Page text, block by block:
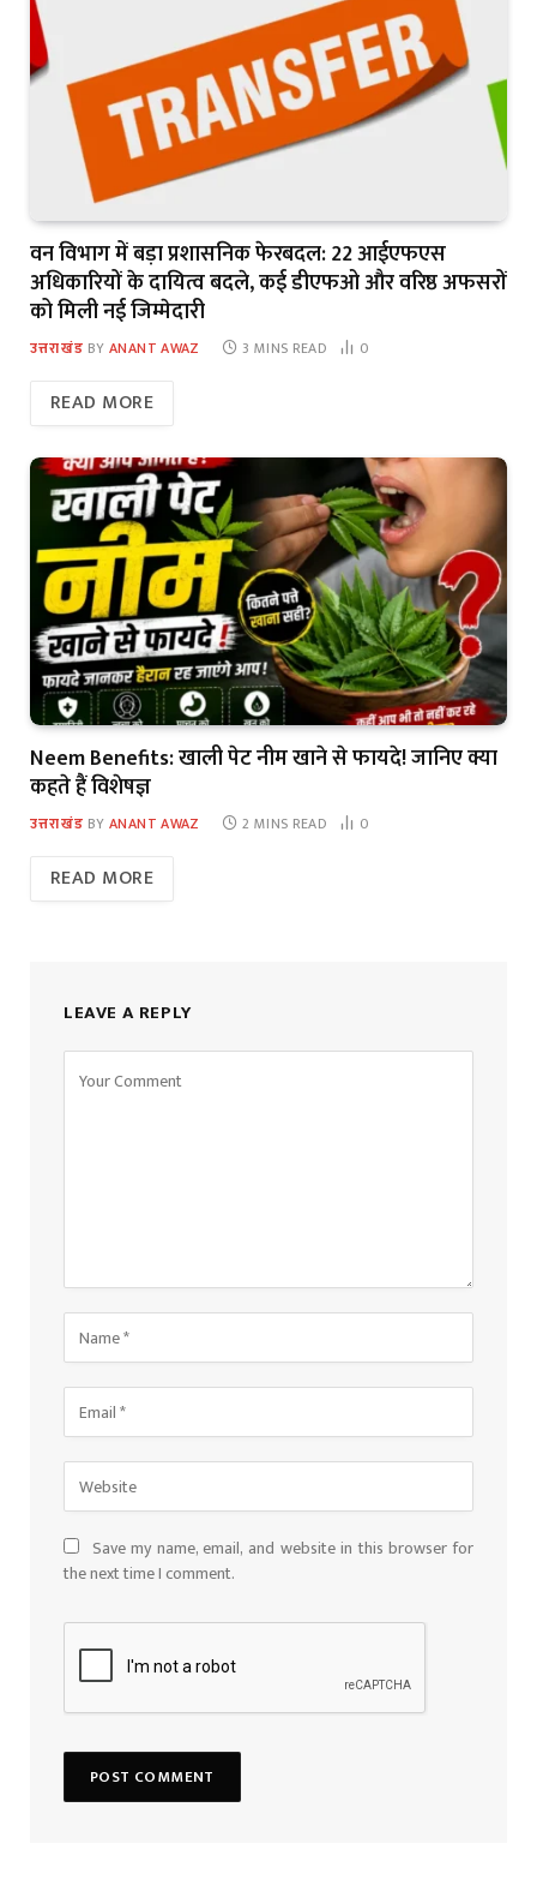
वन विभाग में बड़ा प्रशासनिक फेरबदल: 22 आईएफएस
अधिकारियों के दायित्व बदले, कई डीएफओ और वरिष्ठ अफसरों
को मिली नई जिम्मेदारी
उत्तराखंड BY ANANT AWAZ 3 MINS READ 0
READ MORE
Neem Benefits: खाली पेट नीम खाने से फायदे! जानिए क्या
कहते हैं विशेषज्ञ
उत्तराखंड BY ANANT AWAZ 2 MINS READ 0
READ MORE
LEAVE A REPLY
Save my name, email, and website in this browser for
the next time I comment.